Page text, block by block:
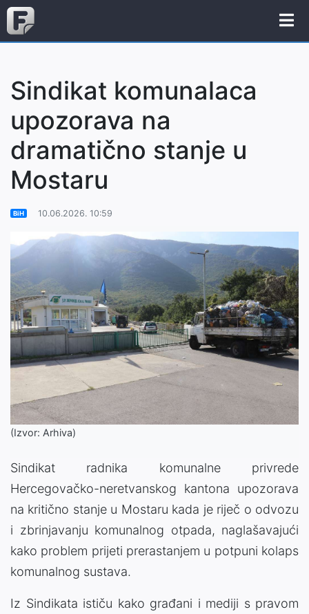
Sindikat komunalaca
upozorava na
dramatično stanje u
Mostaru
BiH 10.06.2026. 10:59
(Izvor: Arhiva)
Sindikat radnika komunalne privrede
Hercegovačko-neretvanskog kantona upozorava
na kritično stanje u Mostaru kada je riječ o odvozu
i zbrinjavanju komunalnog otpada, naglašavajući
kako problem prijeti prerastanjem u potpuni kolaps
komunalnog sustava.
Iz Sindikata ističu kako građani i mediji s pravom